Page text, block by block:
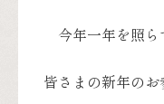
今年一年を照ら
皆さまの新年の